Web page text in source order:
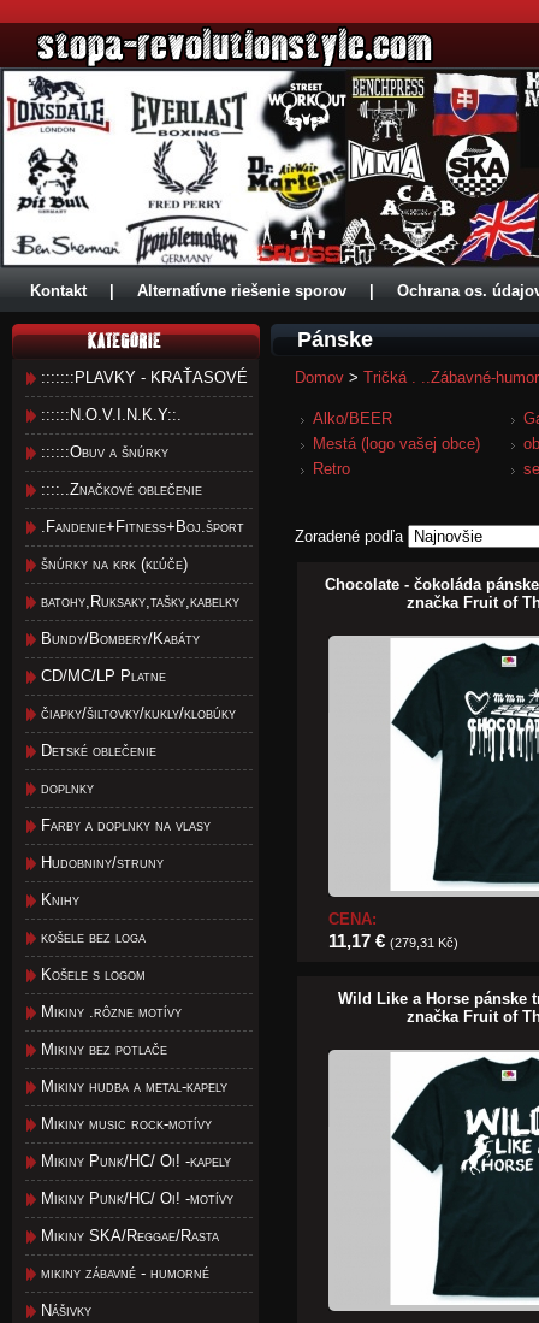
Kontakt Alternatívne riešenie sporov Ochrana os.
:::::::PLAVKY - KRAŤASOVÉ
::::::N.O.V.I.N.K.Y::.
::::::Obuv a šnúrky
::::..Značkové oblečenie
.Fandenie+Fitness+Boj.šport
šnúrky na krk (kľúče)
batohy,Ruksaky,tašky,kabelky
Bundy/Bombery/Kabáty
CD/MC/LP Platne
čiapky/šiltovky/kukly/klobúky
Detské oblečenie
doplnky
Farby a doplnky na vlasy
Hudobniny/struny
Knihy
košele bez loga
Košele s logom
Mikiny .rôzne motívy
Mikiny bez potlače
Mikiny hudba a metal-kapely
Mikiny music rock-motívy
Mikiny Punk/HC/ Oi! -kapely
Mikiny Punk/HC/ Oi! -motívy
Mikiny SKA/Reggae/Rasta
mikiny zábavné - humorné
Nášivky
Pánske
Domov > Tričká . ..Zábavné-
Alko/BEER
Mestá (logo vašej obce)
Retro
Zoradené podľa
Chocolate - čokoláda
značka Fruit of
CENA:
11,17 € (279,31 Kč)
Wild Like a Horse pánske
značka Fruit of